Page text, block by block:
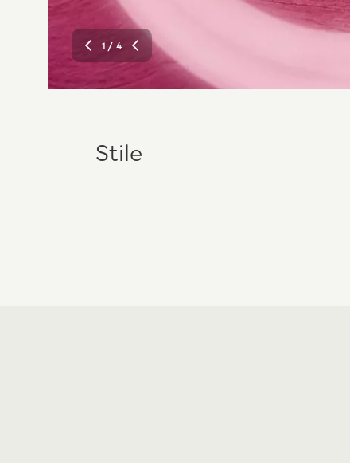
1 / 4
Stile